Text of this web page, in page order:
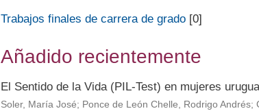
Trabajos finales de carrera de grado[0]
Añadido recientemente
El Sentido de la Vida (PIL-Test) en mujeres
Soler, María José; Ponce de León Chelle, Rodrigo Andrés;